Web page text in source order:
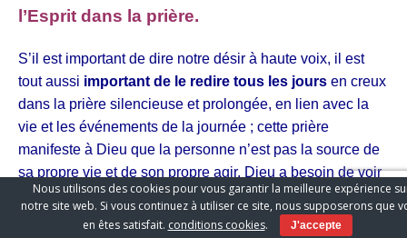
l’Esprit dans la prière.
S’il est important de dire notre désir à haute voix, il est
tout aussi important de le redire tous les jours en creux
dans la prière silencieuse et prolongée, en lien avec la
vie et les événements de la journée ; cette prière
manifeste à Dieu que la personne n’est pas la source de
sa propre vie et de son propre agir. Dieu a besoin de voir
où nous plaçons notre trésor et notre temps. Il est bon de
tendre à « l’exercice de la présence de Dieu » tout au
Nous utilisons des cookies pour vous garantir la meilleure expérience
notre site web. Si vous continuez à utiliser ce site, nous supposerons que
en êtes satisfait. conditions cookies. J'accepte